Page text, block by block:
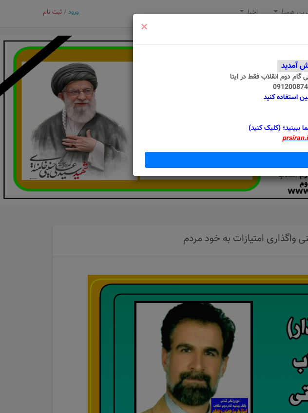
همیار اخبار ورود / ثبت نام
واگذاری امتیازات به خود مردم
×
آمدید
گام دوم انقلابفقط در ایتا
استفاده کنید
ببینید؛ (کلیک کنید)